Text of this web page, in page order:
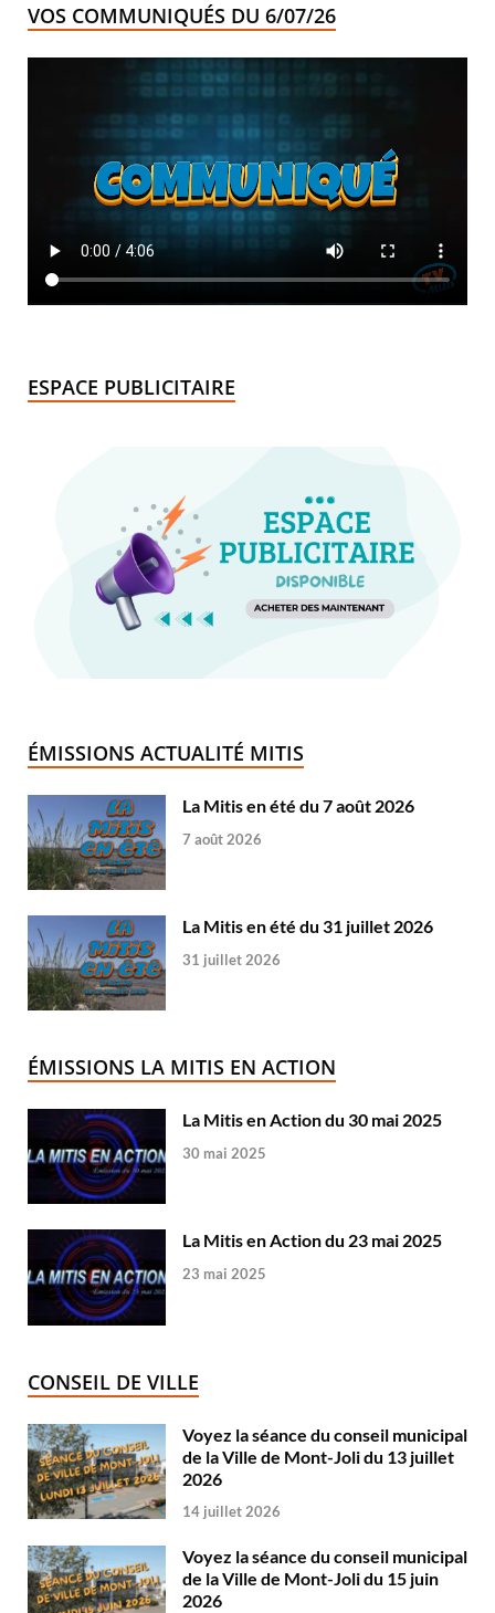
VOS COMMUNIQUÉS DU 6/07/26
ESPACE PUBLICITAIRE
ÉMISSIONS ACTUALITÉ MITIS
La Mitis en été du 7 août 2026
7 août 2026
La Mitis en été du 31 juillet 2026
31 juillet 2026
ÉMISSIONS LA MITIS EN ACTION
La Mitis en Action du 30 mai 2025
30 mai 2025
La Mitis en Action du 23 mai 2025
23 mai 2025
CONSEIL DE VILLE
Voyez la séance du conseil municipal
de la Ville de Mont-Joli du 13 juillet
2026
14 juillet 2026
Voyez la séance du conseil municipal
de la Ville de Mont-Joli du 15 juin
2026